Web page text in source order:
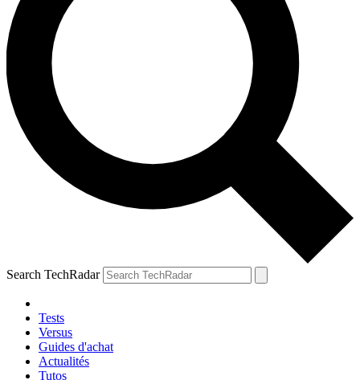
Search TechRadar
Tests
Versus
Guides d'achat
Actualités
Tutos